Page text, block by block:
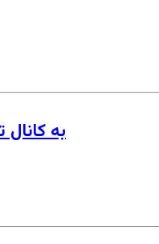
به کانال